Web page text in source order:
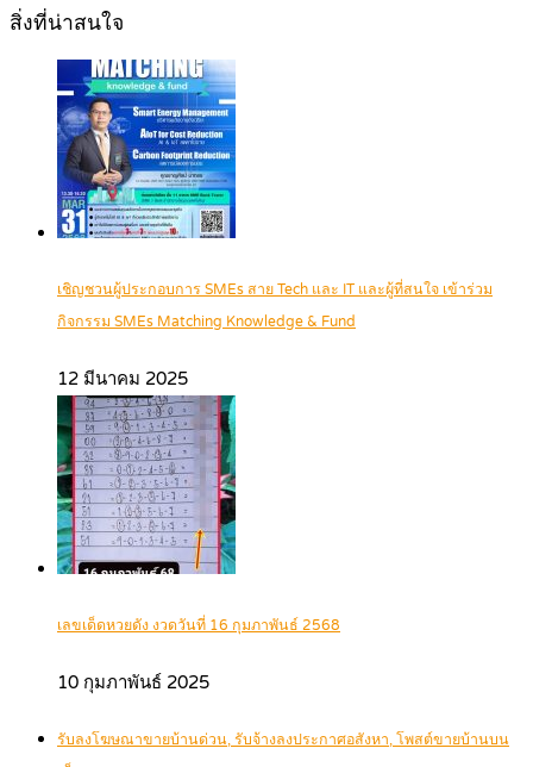
สิ่งที่น่าสนใจ
เชิญชวนผู้ประกอบการ SMEs สาย Tech และ IT และผู้ที่สนใจ เข้าร่วม
กิจกรรม SMEs Matching Knowledge & Fund
12 มีนาคม 2025
เลขเด็ดหวยดัง งวดวันที่ 16 กุมภาพันธ์ 2568
10 กุมภาพันธ์ 2025
รับลงโฆษณาขายบ้านด่วน, รับจ้างลงประกาศอสังหา, โพสต์ขายบ้านบน